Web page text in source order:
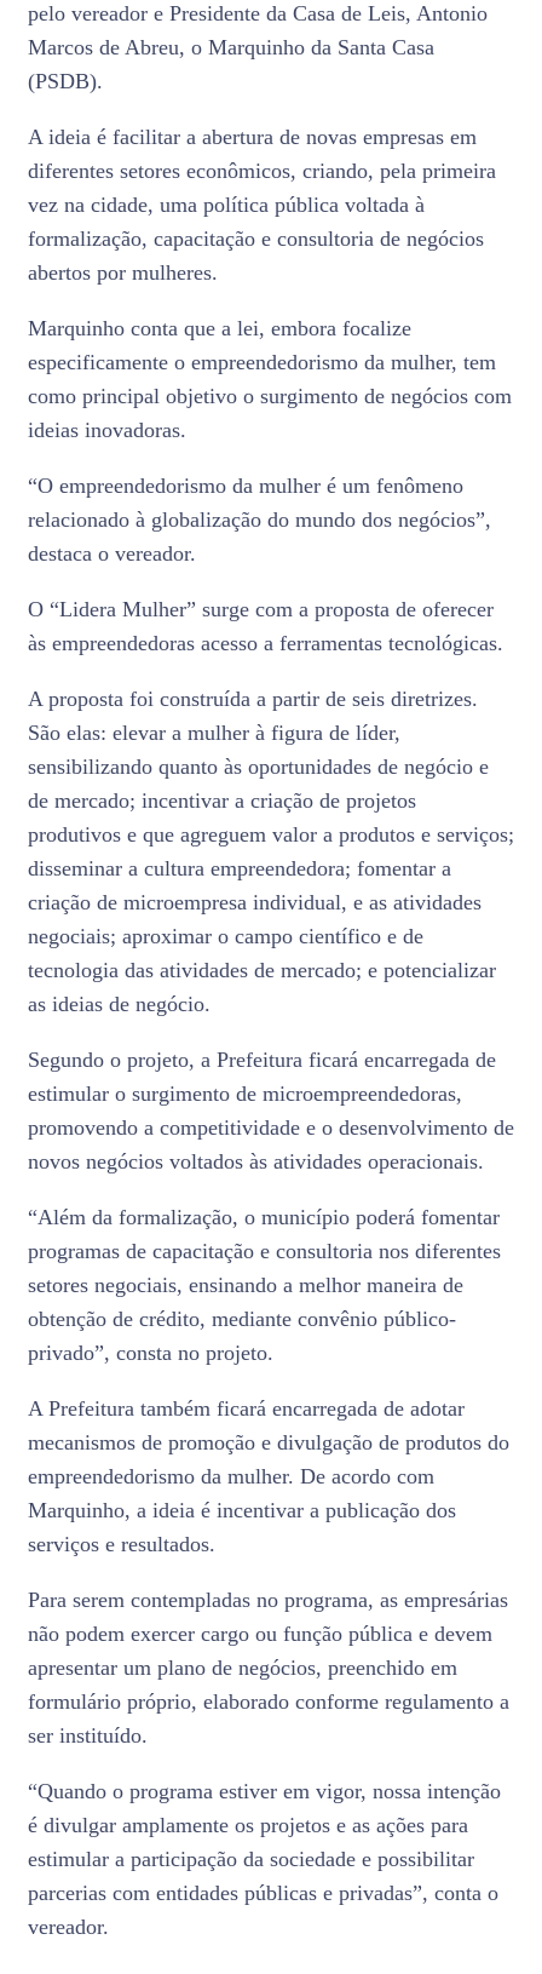
pelo vereador e Presidente da Casa de Leis, Antonio
Marcos de Abreu, o Marquinho da Santa Casa
(PSDB).
A ideia é facilitar a abertura de novas empresas em
diferentes setores econômicos, criando, pela primeira
vez na cidade, uma política pública voltada à
formalização, capacitação e consultoria de negócios
abertos por mulheres.
Marquinho conta que a lei, embora focalize
especificamente o empreendedorismo da mulher, tem
como principal objetivo o surgimento de negócios com
ideias inovadoras.
“O empreendedorismo da mulher é um fenômeno
relacionado à globalização do mundo dos negócios”,
destaca o vereador.
O “Lidera Mulher” surge com a proposta de oferecer
às empreendedoras acesso a ferramentas tecnológicas.
A proposta foi construída a partir de seis diretrizes.
São elas: elevar a mulher à figura de líder,
sensibilizando quanto às oportunidades de negócio e
de mercado; incentivar a criação de projetos
produtivos e que agreguem valor a produtos e serviços;
disseminar a cultura empreendedora; fomentar a
criação de microempresa individual, e as atividades
negociais; aproximar o campo científico e de
tecnologia das atividades de mercado; e potencializar
as ideias de negócio.
Segundo o projeto, a Prefeitura ficará encarregada de
estimular o surgimento de microempreendedoras,
promovendo a competitividade e o desenvolvimento de
novos negócios voltados às atividades operacionais.
“Além da formalização, o município poderá fomentar
programas de capacitação e consultoria nos diferentes
setores negociais, ensinando a melhor maneira de
obtenção de crédito, mediante convênio público-
privado”, consta no projeto.
A Prefeitura também ficará encarregada de adotar
mecanismos de promoção e divulgação de produtos do
empreendedorismo da mulher. De acordo com
Marquinho, a ideia é incentivar a publicação dos
serviços e resultados.
Para serem contempladas no programa, as empresárias
não podem exercer cargo ou função pública e devem
apresentar um plano de negócios, preenchido em
formulário próprio, elaborado conforme regulamento a
ser instituído.
“Quando o programa estiver em vigor, nossa intenção
é divulgar amplamente os projetos e as ações para
estimular a participação da sociedade e possibilitar
parcerias com entidades públicas e privadas”, conta o
vereador.